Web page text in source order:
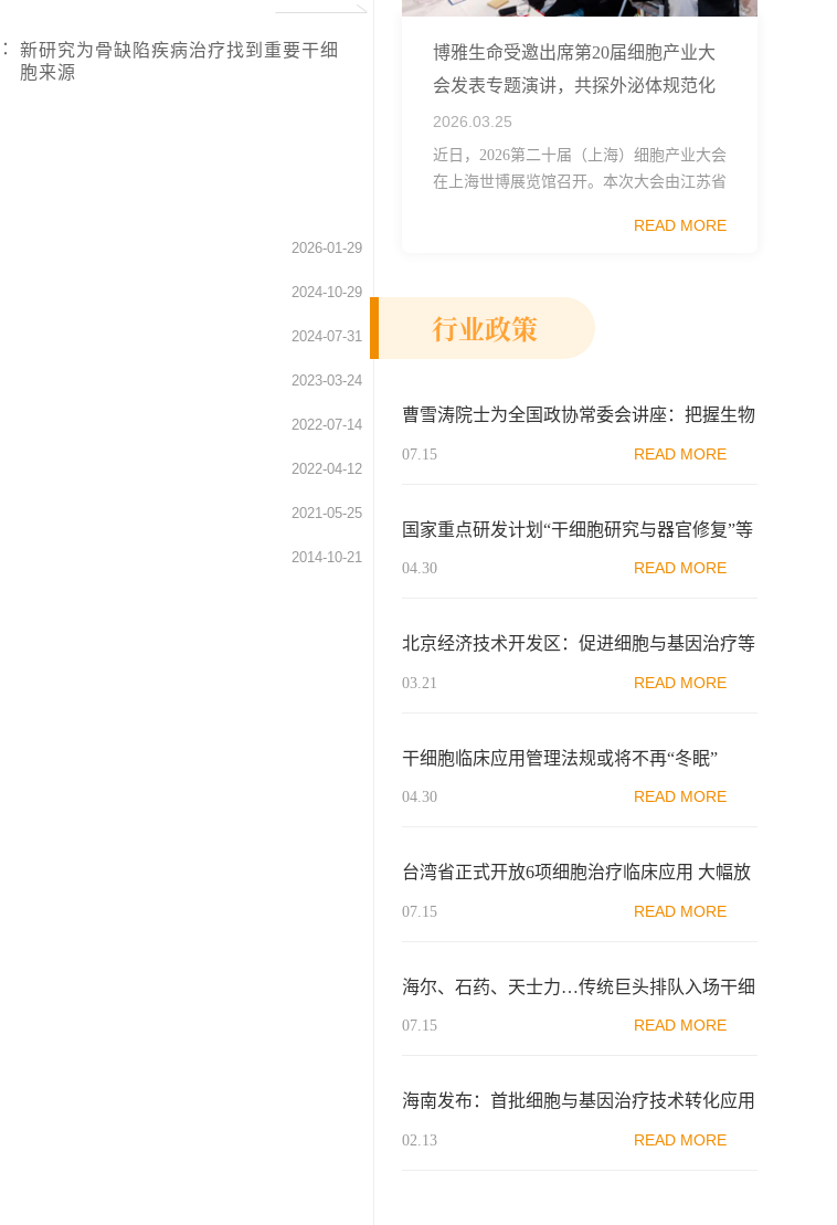
： 新研究为骨缺陷疾病治疗找到重要干细
胞来源
2026-01-29
2024-10-29
2024-07-31
2023-03-24
2022-07-14
2022-04-12
2021-05-25
2014-10-21
博雅生命受邀出席第20届细胞产业大
会发表专题演讲，共探外泌体规范化
发展
2026.03.25
近日，2026第二十届（上海）细胞产业大会
在上海世博展览馆召开。本次大会由江苏省
促进会细胞医药分会、武汉东湖国家自主创
READ MORE
行业政策
曹雪涛院士为全国政协常委会讲座：把握生物
医药技术发展的战略机遇
07.15 READ MORE
国家重点研发计划“干细胞研究与器官修复”等
重点专项2022年度项目申报指南
04.30 READ MORE
北京经济技术开发区：促进细胞与基因治疗等
产业高质量发展
03.21 READ MORE
干细胞临床应用管理法规或将不再“冬眠”
04.30 READ MORE
台湾省正式开放6项细胞治疗临床应用 大幅放
宽适应症范围
07.15 READ MORE
海尔、石药、天士力…传统巨头排队入场干细
胞产业
07.15 READ MORE
海南发布：首批细胞与基因治疗技术转化应用
实施目录公布
02.13 READ MORE